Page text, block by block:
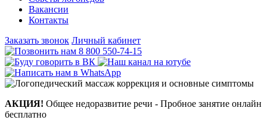
Вакансии
Контакты
Заказать звонок Личный кабинет
8 800 550-74-15
АКЦИЯ! Общее недоразвитие речи - Пробное занятие онлайн
бесплатно